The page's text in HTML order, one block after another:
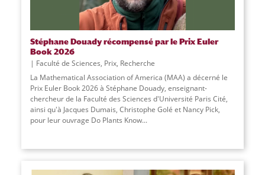
Stéphane Douady récompensé par le Prix Euler
Book 2026
Faculté de Sciences, Prix, Recherche
La Mathematical Association of America (MAA) a décerné le
Prix Euler Book 2026 à Stéphane Douady, enseignant-
chercheur de la Faculté des Sciences d'Université Paris Cité,
ainsi qu'à Jacques Dumais, Christophe Golé et Nancy Pick,
pour leur ouvrage Do Plants Know...